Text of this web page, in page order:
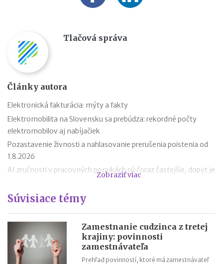
Tlačová správa
Články autora
Elektronická fakturácia: mýty a fakty
Elektromobilita na Slovensku sa prebúdza: rekordné počty
elektromobilov aj nabíjačiek
Pozastavenie živnosti a nahlasovanie prerušenia poistenia od
1.8.2026
AI zručnosti v pracovných ponukách sú čoraz častejšie, dopyt je
Návrat z dovolenky mimo EÚ: čo si možno priniesť bez platenia
Nové pravidlá EÚ v leteckej doprave: zlepšenie práv pre
cestujúcich
Riziká lacného „značkového“ tovaru: strata peňazí aj ohrozenie
zdravia
Zobraziť viac
Súvisiace témy
Zamestnanie cudzinca z tretej
krajiny: povinnosti
zamestnávateľa
Prehľad povinností, ktoré má zamestnávateľ